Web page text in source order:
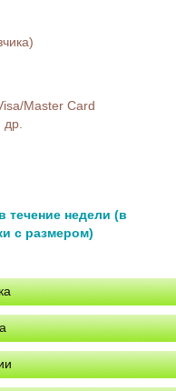
Master Card
течение недели (в
с размером)